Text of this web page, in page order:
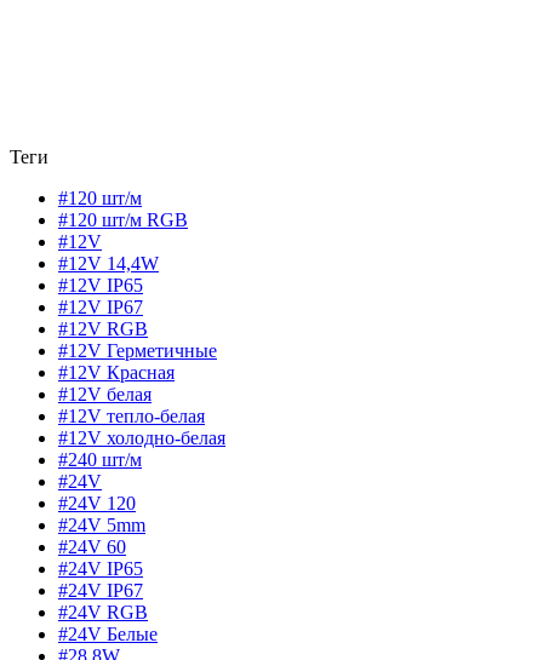
Теги
#120 шт/м
#120 шт/м RGB
#12V
#12V 14,4W
#12V IP65
#12V IP67
#12V RGB
#12V Герметичные
#12V Красная
#12V белая
#12V тепло-белая
#12V холодно-белая
#240 шт/м
#24V
#24V 120
#24V 5mm
#24V 60
#24V IP65
#24V IP67
#24V RGB
#24V Белые